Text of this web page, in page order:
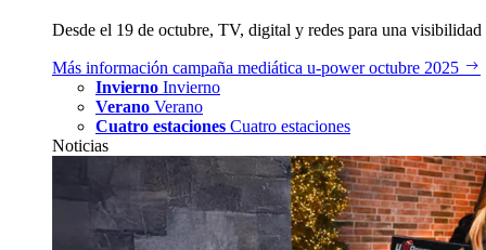
Desde el 19 de octubre, TV, digital y redes para una
Más información campaña mediática u‑power octubre 2025
Invierno Invierno
Verano Verano
Cuatro estaciones Cuatro estaciones
Noticias